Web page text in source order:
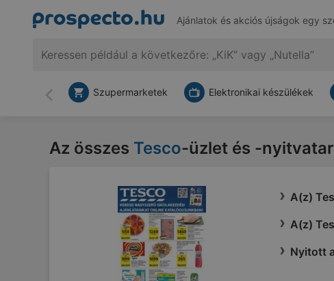
Ajánlatok és akciós újságok egy
Vissza
Szupermarketek Elektronikai készülékek
Az összes Tesco-üzlet és -
A(z)
A(z)
Nyitott